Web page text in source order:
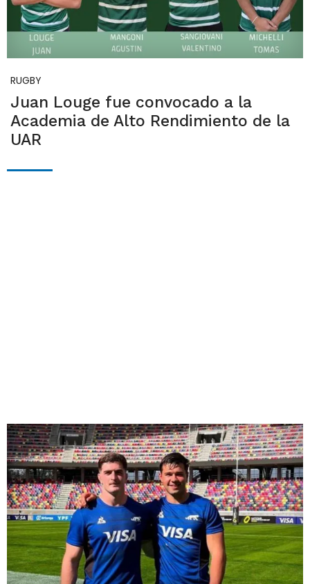
RUGBY
Juan Louge fue convocado a la
Academia de Alto Rendimiento de la
UAR